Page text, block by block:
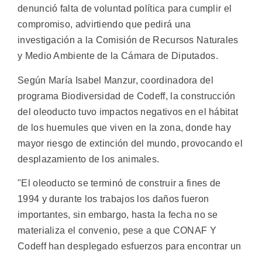
denunció falta de voluntad política para cumplir el
compromiso, advirtiendo que pedirá una
investigación a la Comisión de Recursos Naturales
y Medio Ambiente de la Cámara de Diputados.
Según María Isabel Manzur, coordinadora del
programa Biodiversidad de Codeff, la construcción
del oleoducto tuvo impactos negativos en el hábitat
de los huemules que viven en la zona, donde hay
mayor riesgo de extinción del mundo, provocando el
desplazamiento de los animales.
"El oleoducto se terminó de construir a fines de
1994 y durante los trabajos los daños fueron
importantes, sin embargo, hasta la fecha no se
materializa el convenio, pese a que CONAF Y
Codeff han desplegado esfuerzos para encontrar un